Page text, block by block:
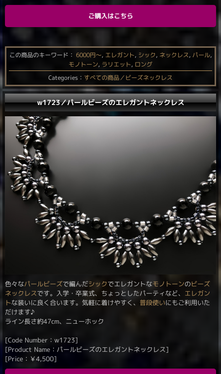
ご購入はこちら
この商品のキーワード： 6000円〜, エレガント, シック, ネックレス, パール,
モノトーン, ラリエット, ロング
Categories： すべての商品／ビーズネックレス
w1723／パールビーズのエレガントネックレス
色々なパールビーズで編んだシックでエレガントなモノトーンのビーズ
ネックレスです。入学・卒業式、ちょっとしたパーティなど、
エレガン
トな装いに良く合います。気軽に着けやすく、 普段使いにもご利用いた
だけます♪
ライン長さ約47cm、ニューホック
[Code Number：w1723]
[Product Name：パールビーズのエレガントネックレス]
[Price： ￥4,500]